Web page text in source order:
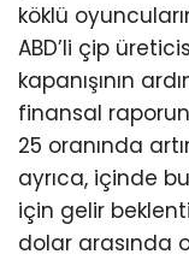
köklü
ABD’li çip
kapanışının
finansal
25 oranında
ayrıca, içinde
için gelir
dolar arasında